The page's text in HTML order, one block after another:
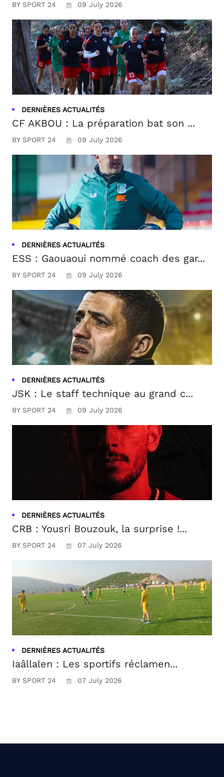
BY SPORT 24 09 July 2026
DERNIÈRES ACTUALITÉS
CF AKBOU : La préparation bat son ...
BY SPORT 24 09 July 2026
DERNIÈRES ACTUALITÉS
ESS : Gaouaoui nommé coach des gar...
BY SPORT 24 09 July 2026
DERNIÈRES ACTUALITÉS
JSK : Le staff technique au grand c...
BY SPORT 24 09 July 2026
DERNIÈRES ACTUALITÉS
CRB : Yousri Bouzouk, la surprise !...
BY SPORT 24 07 July 2026
DERNIÈRES ACTUALITÉS
Iaâllalen : Les sportifs réclamen...
BY SPORT 24 07 July 2026